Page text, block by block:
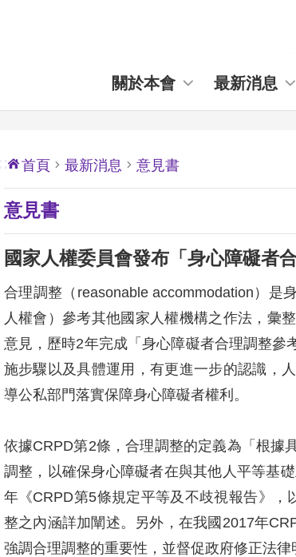
關於本會 最新消息
::: 首頁 最新消息 意見書
意見書
國家人權委員會發布「身心障礙者
合理調整（reasonable accommodation）是
人權會）參考其他國家人權機構之作法，彙
意見，歷時2年完成「身心障礙者合理調整
施步驟以及具體運用，有更進一步的認識，
導公私部門落實保障身心障礙者權利。
依據CRPD第2條，合理調整的定義為「根據
調整，以確保身心障礙者在與其他人平等基
年《CRPD第5條規定平等及不歧視報告》，
整之內涵詳加闡述。另外，在我國2017年
強調合理調整的重要性，並督促政府修正法